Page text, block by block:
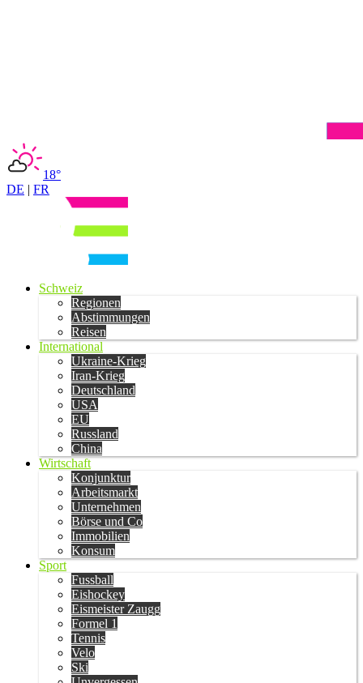
18°
DE | FR
Schweiz
Regionen
Abstimmungen
Reisen
International
Ukraine-Krieg
Iran-Krieg
Deutschland
USA
EU
Russland
China
Wirtschaft
Konjunktur
Arbeitsmarkt
Unternehmen
Börse und Co
Immobilien
Konsum
Sport
Fussball
Eishockey
Eismeister Zaugg
Formel 1
Tennis
Velo
Ski